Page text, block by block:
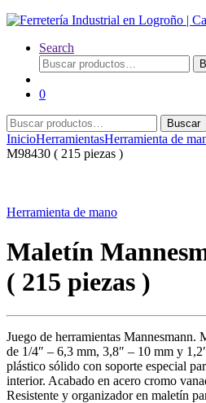
Search
Buscar
por:
0
Buscar
por:
Buscar
InicioHerramientasHerramienta de
M98430 ( 215 piezas )
Herramienta de mano
Maletín
( 215 piezas )
Juego de herramientas Mannesmann.
de 1/4″ – 6,3 mm, 3,8″ – 10 mm y
plástico sólido con soporte especial
interior. Acabado en acero cromo
Resistente y organizador en maletín